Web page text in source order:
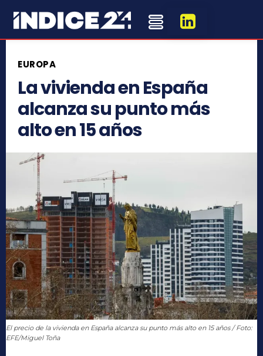
EUROPA
La vivienda en España
alcanza su punto más
alto en 15 años
El precio de la vivienda en España alcanza su punto más alto en 15 años / Foto:
EFE/Miguel Toña